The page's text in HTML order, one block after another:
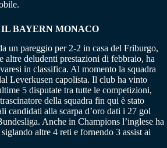
BAYERN MONACO
un pareggio per 2-2 in casa del Friburgo,
altre deludenti prestazioni di febbraio, ha
in classifica. Al momento la squadra
Leverkusen capolista. Il club ha vinto
5 disputate tra tutte le competizioni,
della squadra fin qui è stato
candidati alla scarpa d’oro dati i 27 gol
Anche in Champions l’inglese ha
altre 4 reti e fornendo 3 assist ai